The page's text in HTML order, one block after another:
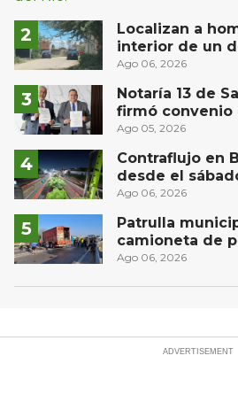
Localizan a
interior de un
comunidad El
Ago 06, 2026
Notaría 13 de
firmó convenio
Privada del
Ago 05, 2026
Contraflujo en
desde el
compleja del
Ago 06, 2026
Patrulla
camioneta de
en la autopista
Ago 06, 2026